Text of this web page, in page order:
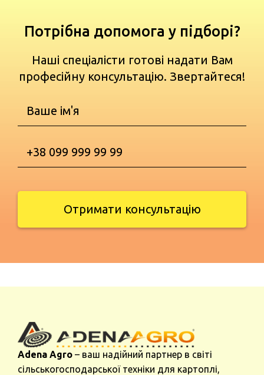
Потрібна допомога у підборі?
Наші спеціалісти готові надати Вам
професійну консультацію. Звертайтеся!
Отримати консультацію
Adena Agro – ваш надійний партнер в світі
сільськогосподарської техніки для картоплі,